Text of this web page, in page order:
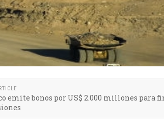
emite bonos por US$ 2.000 millones para